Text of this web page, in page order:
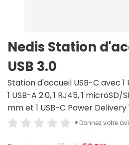
Nedis Station
USB 3.0
Station d'accueil USB-C avec 1
1 USB-A 2.0, 1 RJ45, 1 microSD/
mm et 1 USB-C Power
Donnez votre